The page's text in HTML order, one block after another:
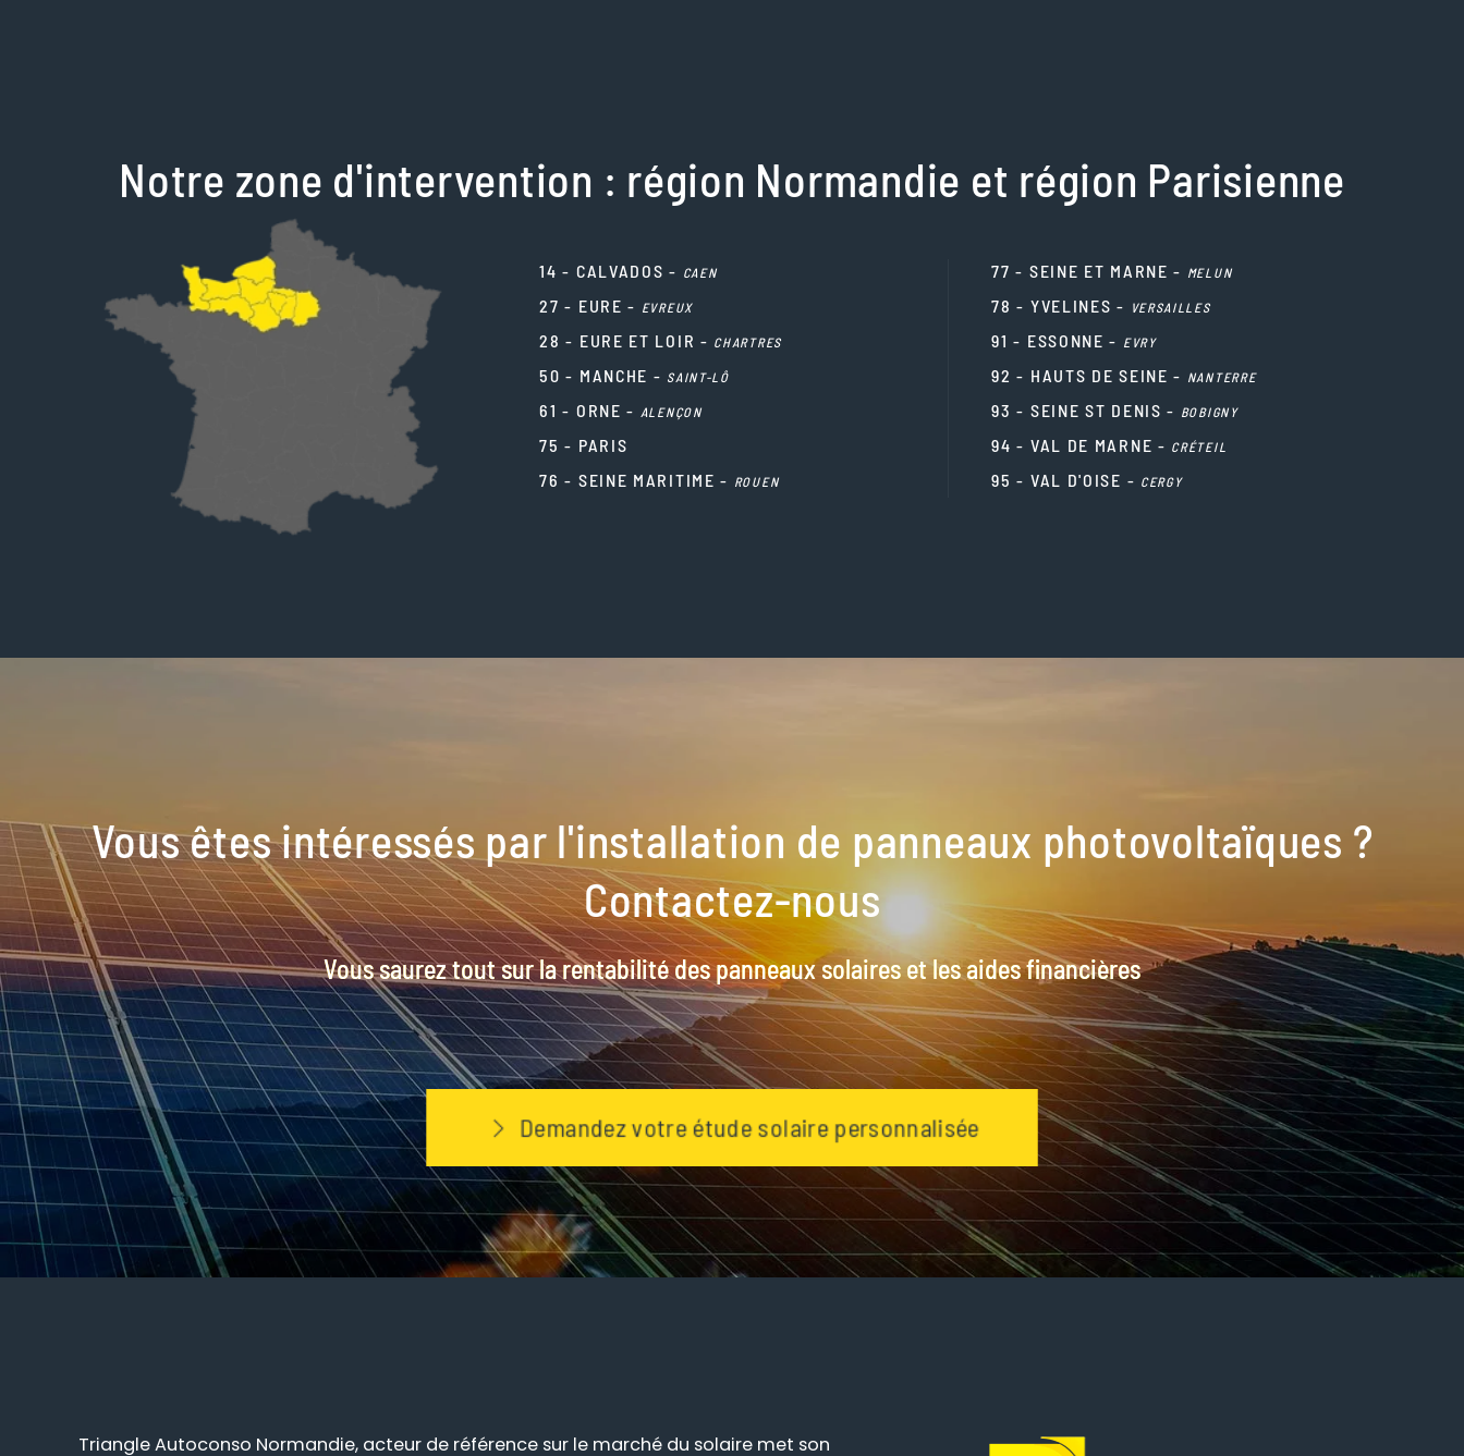
Notre zone d'intervention : région Normandie et région Parisienne
14 - CALVADOS - CAEN
27 - EURE - EVREUX
28 - EURE ET LOIR - CHARTRES
50 - MANCHE - SAINT-LÔ
61 - ORNE - ALENÇON
75 - PARIS
76 - SEINE MARITIME - ROUEN
77 - SEINE ET MARNE - MELUN
78 - YVELINES - VERSAILLES
91 - ESSONNE - EVRY
92 - HAUTS DE SEINE - NANTERRE
93 - SEINE ST DENIS - BOBIGNY
94 - VAL DE MARNE - CRÉTEIL
95 - VAL D'OISE - CERGY
Vous êtes intéressés par l'installation de panneaux photovoltaïques ?
Contactez-nous
Vous saurez tout sur la rentabilité des panneaux solaires et les aides financières
Demandez votre étude solaire personnalisée
Triangle Autoconso Normandie, acteur de référence sur le marché du solaire met son